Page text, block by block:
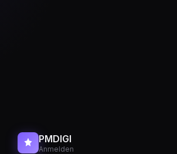
PMDIGI
Anmelden